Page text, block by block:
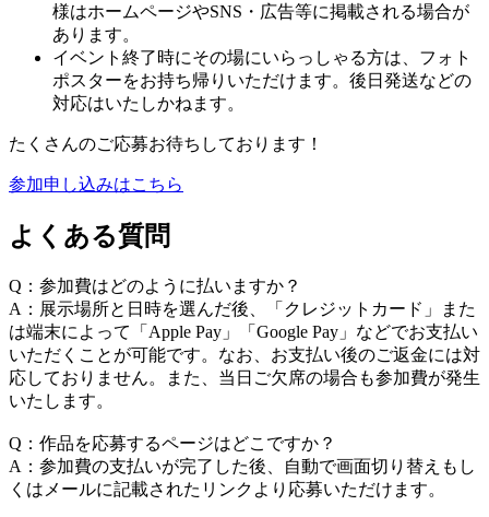
様はホームページやSNS・広告等に掲載される場合が
あります。
イベント終了時にその場にいらっしゃる方は、フォト
ポスターをお持ち帰りいただけます。後日発送などの
対応はいたしかねます。
たくさんのご応募お待ちしております！
参加申し込みはこちら
よくある質問
Q：参加費はどのように払いますか？
A：展示場所と日時を選んだ後、「クレジットカード」また
は端末によって「Apple Pay」「Google Pay」などでお支払い
いただくことが可能です。なお、お支払い後のご返金には対
応しておりません。また、当日ご欠席の場合も参加費が発生
いたします。
Q：作品を応募するページはどこですか？
A：参加費の支払いが完了した後、自動で画面切り替えもし
くはメールに記載されたリンクより応募いただけます。